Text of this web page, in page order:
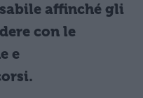
affinché gli
con le
e